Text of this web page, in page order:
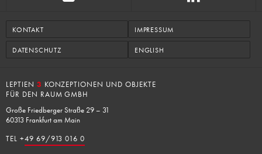
KONTAKT IMPRESSUM
DATENSCHUTZ ENGLISH
LEPTIEN 3 KONZEPTIONEN UND OBJEKTE
FÜR DEN RAUM GMBH
Große Friedberger Straße 29 – 31
60313 Frankfurt am Main
TEL +49 69/913 016 0